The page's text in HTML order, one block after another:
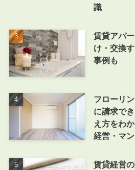
識
賃貸アパ
け・交換
事例も
フローリ
に請求で
え方をわ
経営・マ
賃貸経営